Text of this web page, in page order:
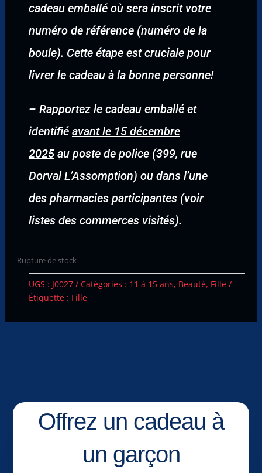
cadeau emballé où sera inscrit votre
numéro de référence (numéro de la
boule). Cette étape est cruciale pour
livrer le cadeau à la bonne personne!
– Rapportez le cadeau emballé et
identifié avant le 15 décembre
2025au poste de police (399, rue
Dorval L’Assomption) ou dans l’une
des pharmacies participantes (voir
listes des commerces visités).
Rupture de stock
UGS : J0027 Catégories : 11 à 15 ans, Beauté, Fille
Étiquette : Fille
Offrez un cadeau à
un garçon